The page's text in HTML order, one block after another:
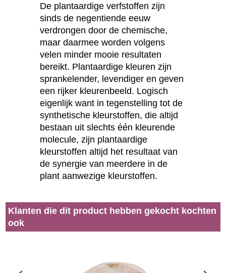
De plantaardige verfstoffen zijn
sinds de negentiende eeuw
verdrongen door de chemische,
maar daarmee worden volgens
velen minder mooie resultaten
bereikt. Plantaardige kleuren zijn
sprankelender, levendiger en geven
een rijker kleurenbeeld. Logisch
eigenlijk want in tegenstelling tot de
synthetische kleurstoffen, die altijd
bestaan uit slechts één kleurende
molecule, zijn plantaardige
kleurstoffen altijd het resultaat van
de synergie van meerdere in de
plant aanwezige kleurstoffen.
Klanten die dit product hebben gekocht kochten
ook